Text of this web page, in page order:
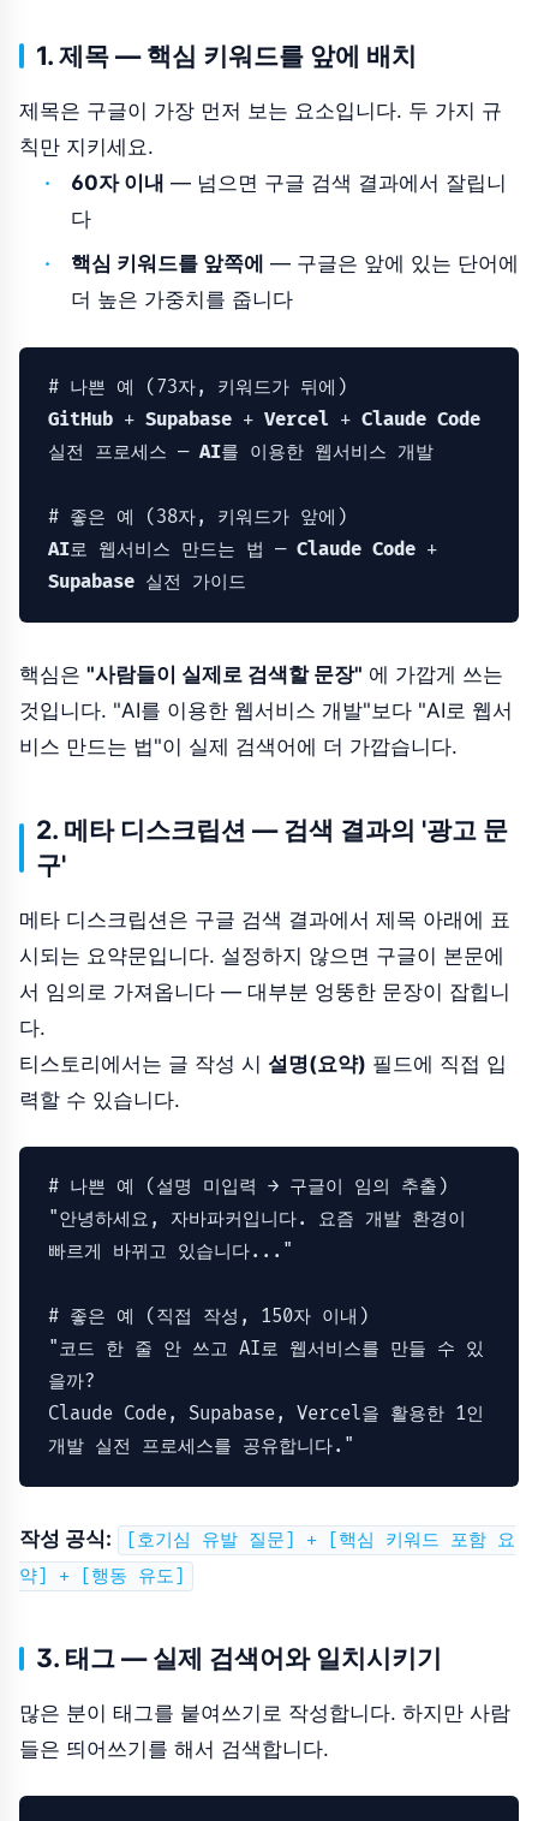
1. 제목 — 핵심 키워드를 앞에 배치
제목은 구글이 가장 먼저 보는 요소입니다. 두 가지 규
칙만 지키세요.
60자 이내 — 넘으면 구글 검색 결과에서 잘립니
다
핵심 키워드를 앞쪽에 — 구글은 앞에 있는 단어에
더 높은 가중치를 줍니다
# 나쁜 예 ( 73
GitHub + Supabase + Vercel + Claude Code
실전 프로세스 — AI를 이용한 웹서비스 개발
# 좋은 예 ( 38
AI로 웹서비스 만드는 법 — Claude Code
Supabase 실전 가이드
핵심은 "사람들이 실제로 검색할 문장" 에 가깝게 쓰는
것입니다. "AI를 이용한 웹서비스 개발"보다 "AI로 웹서
비스 만드는 법"이 실제 검색어에 더 가깝습니다.
2. 메타 디스크립션 — 검색 결과의 '광고 문
구'
메타 디스크립션은 구글 검색 결과에서 제목 아래에 표
시되는 요약문입니다. 설정하지 않으면 구글이 본문에
서 임의로 가져옵니다 — 대부분 엉뚱한 문장이 잡힙니
다.
티스토리에서는 글 작성 시 설명(요약) 필드에 직접 입
력할 수 있습니다.
# 나쁜 예 (설명 미입력 → 구글이 임의 추출)
"안녕하세요, 자바파커입니다. 요즘 개발 환경이
빠르게 바뀌고 있습니다..."
# 좋은 예 (직접 작성, 150자 이내)
"코드 한 줄 안 쓰고 AI로 웹서비스를 만들 수 있
을까?
Claude Code, Supabase, Vercel을 활용한 1인
개발 실전 프로세스를 공유합니다."
작성 공식:
[호기심 유발 질문] + [핵심 키워드 포함 요
약] + [행동 유도]
3. 태그 — 실제 검색어와 일치시키기
많은 분이 태그를 붙여쓰기로 작성합니다. 하지만 사람
들은 띄어쓰기를 해서 검색합니다.